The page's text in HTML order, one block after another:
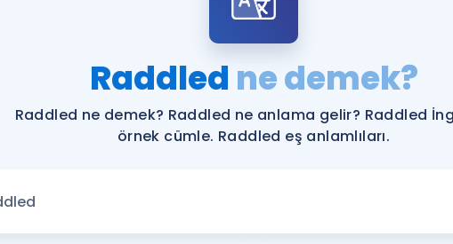
YDS ve YÖKDİL
Rehberlik Aracı
YDS ve YÖKDİL'e
Tüm ÖSYM
Raddled ne demek?
Raddled ne demek? Raddled ne anlama gelir? Raddled
örnek cümle. Raddled eş anlamlıları.